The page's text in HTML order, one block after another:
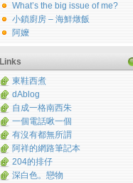
What’s the big issue of me?
小鎖廚房 – 海鮮燉飯
阿嬤
Links
東鞋西煮
dAblog
自成一格南西朱
一個電話啾一個
有沒有都無所謂
阿祥的網路筆記本
204的排仔
深白色。戀物